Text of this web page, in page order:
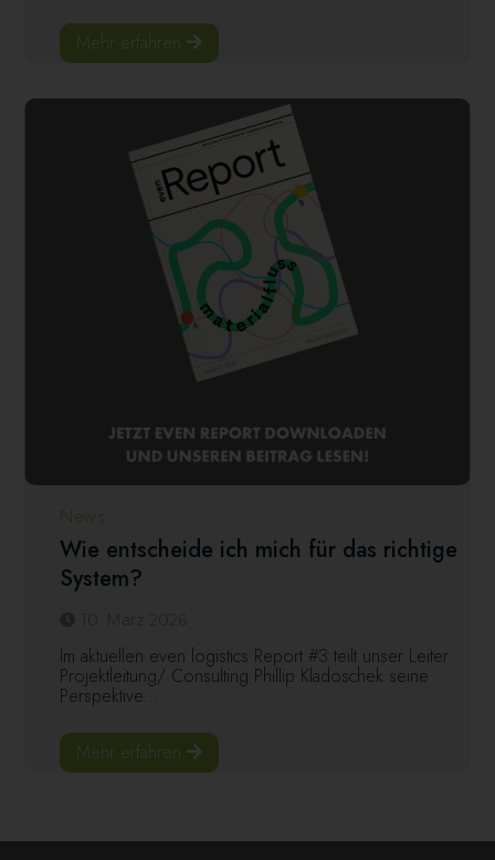
Mehr erfahren
News
Wie entscheide ich mich für das richtige
System?
Im aktuellen even logistics Report #3 teilt unser Leiter
Projektleitung/ Consulting Phillip Kladoschek seine
Perspektive...
Mehr erfahren